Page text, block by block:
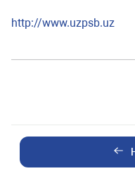
http://www.uzpsb.uz